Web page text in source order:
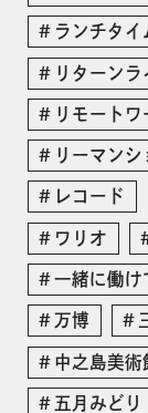
ランチタイ
リターンラ
リモート
リーマンシ
レコード
ワリオ
一緒に働け
万博
中之島美術
五月みどり